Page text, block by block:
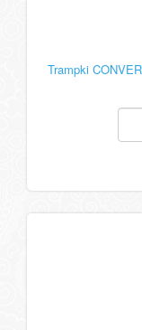
Trampki